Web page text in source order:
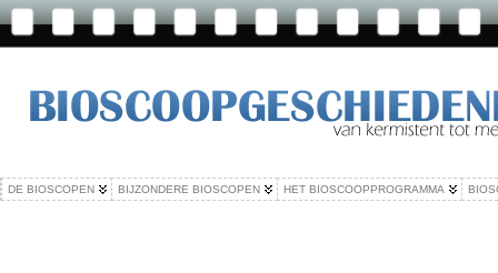
DE BIOSCOPEN BIJZONDERE BIOSCOPEN HET BIOSCOOPPROGRAMMA